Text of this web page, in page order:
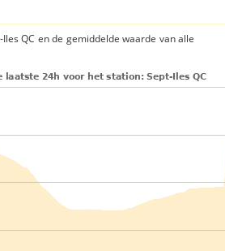
QC en de gemiddelde waarde van alle